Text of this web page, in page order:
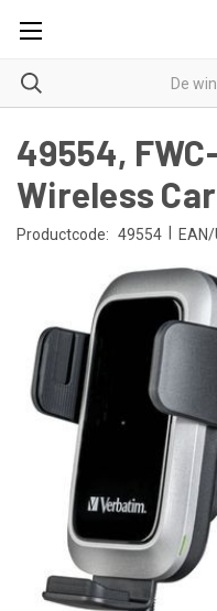
49554,
Wireless
Productcode: 49554 EAN/